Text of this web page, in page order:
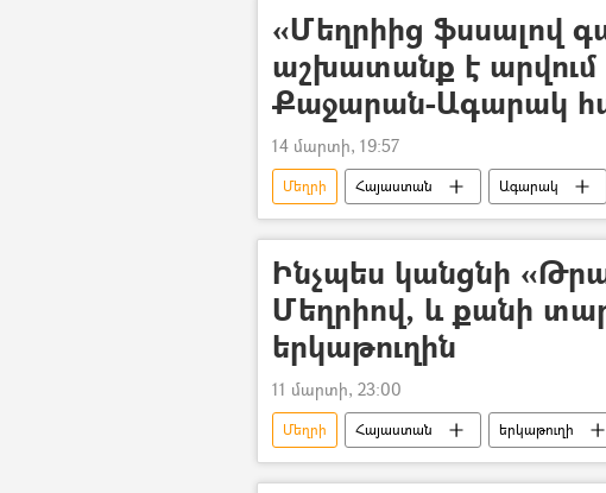
Ադրբեջան
Իրանի Իսլամական
«Մեղրիից ֆսսալով
աշխատանք է արվում
Քաջարան-Ագարակ
14 մարտի, 19:57
Մեղրի Հայաստան Ագարակ
Դավիթ Խուդաթյան
տեսանյութ
Ինչպես կանցնի
Մեղրիով, և քանի
երկաթուղին
11 մարտի, 23:00
Մեղրի Հայաստան երկաթուղի
Գնացք
վագոն Ճանապարհ